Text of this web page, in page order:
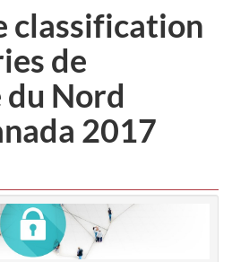
classification
de
Nord
2017